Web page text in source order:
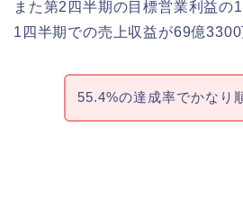
また第2四半期の目標営業利益の
1四半期での売上収益が69億3300
55.4%の達成率でかなり